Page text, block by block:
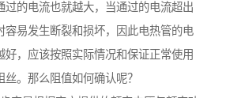
过的电流也就越大，当通过的电流超出
容易发生断裂和损坏，因此电热管的电
好，应该按照实际情况和保证正常使用
。那么阻值如何确认呢？